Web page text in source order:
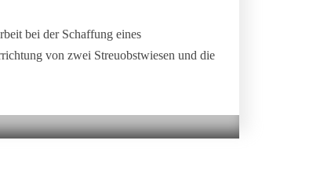
bei der Schaffung eines
von zwei Streuobstwiesen und die